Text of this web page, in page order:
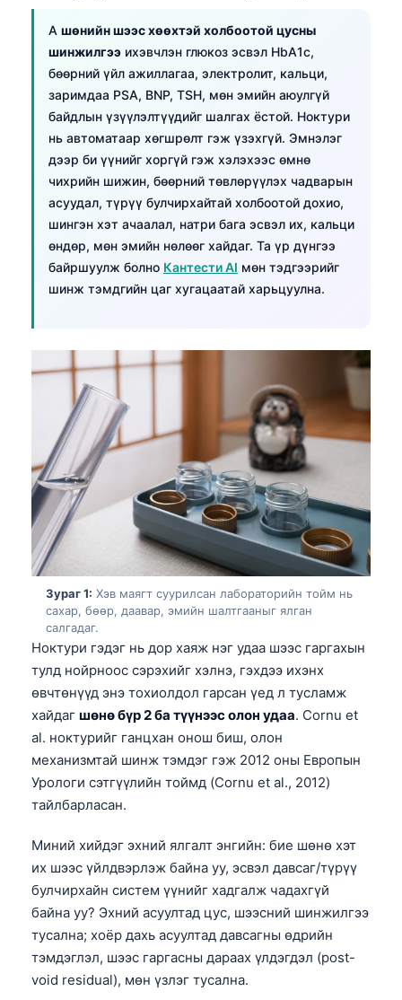
A шөнийн шээс хөөхтэй холбоотой цусны
шинжилгээ ихэвчлэн глюкоз эсвэл HbA1c,
бөөрний үйл ажиллагаа, электролит, кальци,
заримдаа PSA, BNP, TSH, мөн эмийн аюулгүй
байдлын үзүүлэлтүүдийг шалгах ёстой. Ноктури
нь автоматаар хөгшрөлт гэж үзэхгүй. Эмнэлэг
дээр би үүнийг хоргүй гэж хэлэхээс өмнө
чихрийн шижин, бөөрний төвлөрүүлэх чадварын
асуудал, түрүү булчирхайтай холбоотой дохио,
шингэн хэт ачаалал, натри бага эсвэл их, кальци
өндөр, мөн эмийн нөлөөг хайдаг. Та үр дүнгээ
байршуулж болно Кантести AI мөн тэдгээрийг
шинж тэмдгийн цаг хугацаатай харьцуулна.
Зураг 1: Хэв маягт суурилсан лабораторийн тойм нь
сахар, бөөр, даавар, эмийн шалтгааныг ялган
салгадаг.
Ноктури гэдэг нь дор хаяж нэг удаа шээс гаргахын
тулд нойрноос сэрэхийг хэлнэ, гэхдээ ихэнх
өвчтөнүүд энэ тохиолдол гарсан үед л тусламж
хайдаг шөнө бүр 2 ба түүнээс олон удаа. Cornu et
al. ноктурийг ганцхан онош биш, олон
механизмтай шинж тэмдэг гэж 2012 оны Европын
Урологи сэтгүүлийн тоймд (Cornu et al., 2012)
тайлбарласан.
Миний хийдэг эхний ялгалт энгийн: бие шөнө хэт
их шээс үйлдвэрлэж байна уу, эсвэл давсаг/түрүү
булчирхайн систем үүнийг хадгалж чадахгүй
байна уу? Эхний асуултад цус, шээсний шинжилгээ
тусална; хоёр дахь асуултад давсагны өдрийн
тэмдэглэл, шээс гаргасны дараах үлдэгдэл (post-
void residual), мөн үзлэг тусална.